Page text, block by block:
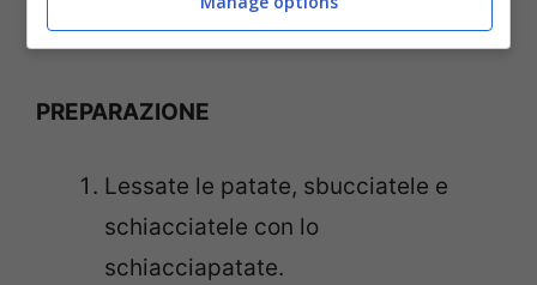
formaggio a fette.
PREPARAZIONE
Lessate le patate, sbucciatele e
schiacciatele con lo
schiacciapatate.